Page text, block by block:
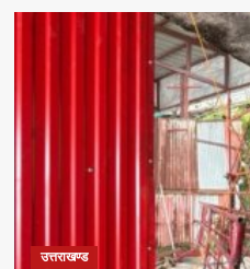
उत्तराखण्ड